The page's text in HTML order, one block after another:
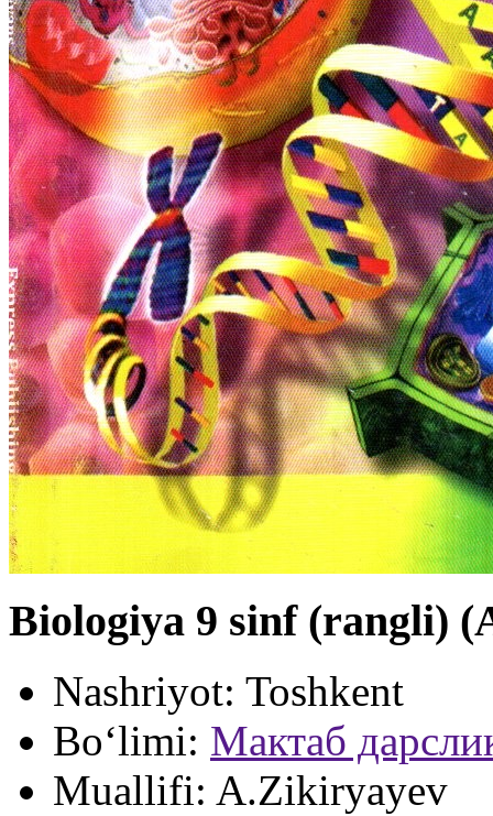
Biologiya 9 sinf (rangli)
Nashriyot: Toshkent
Bo‘limi: Мактаб
Muallifi: A.Zikiryayev